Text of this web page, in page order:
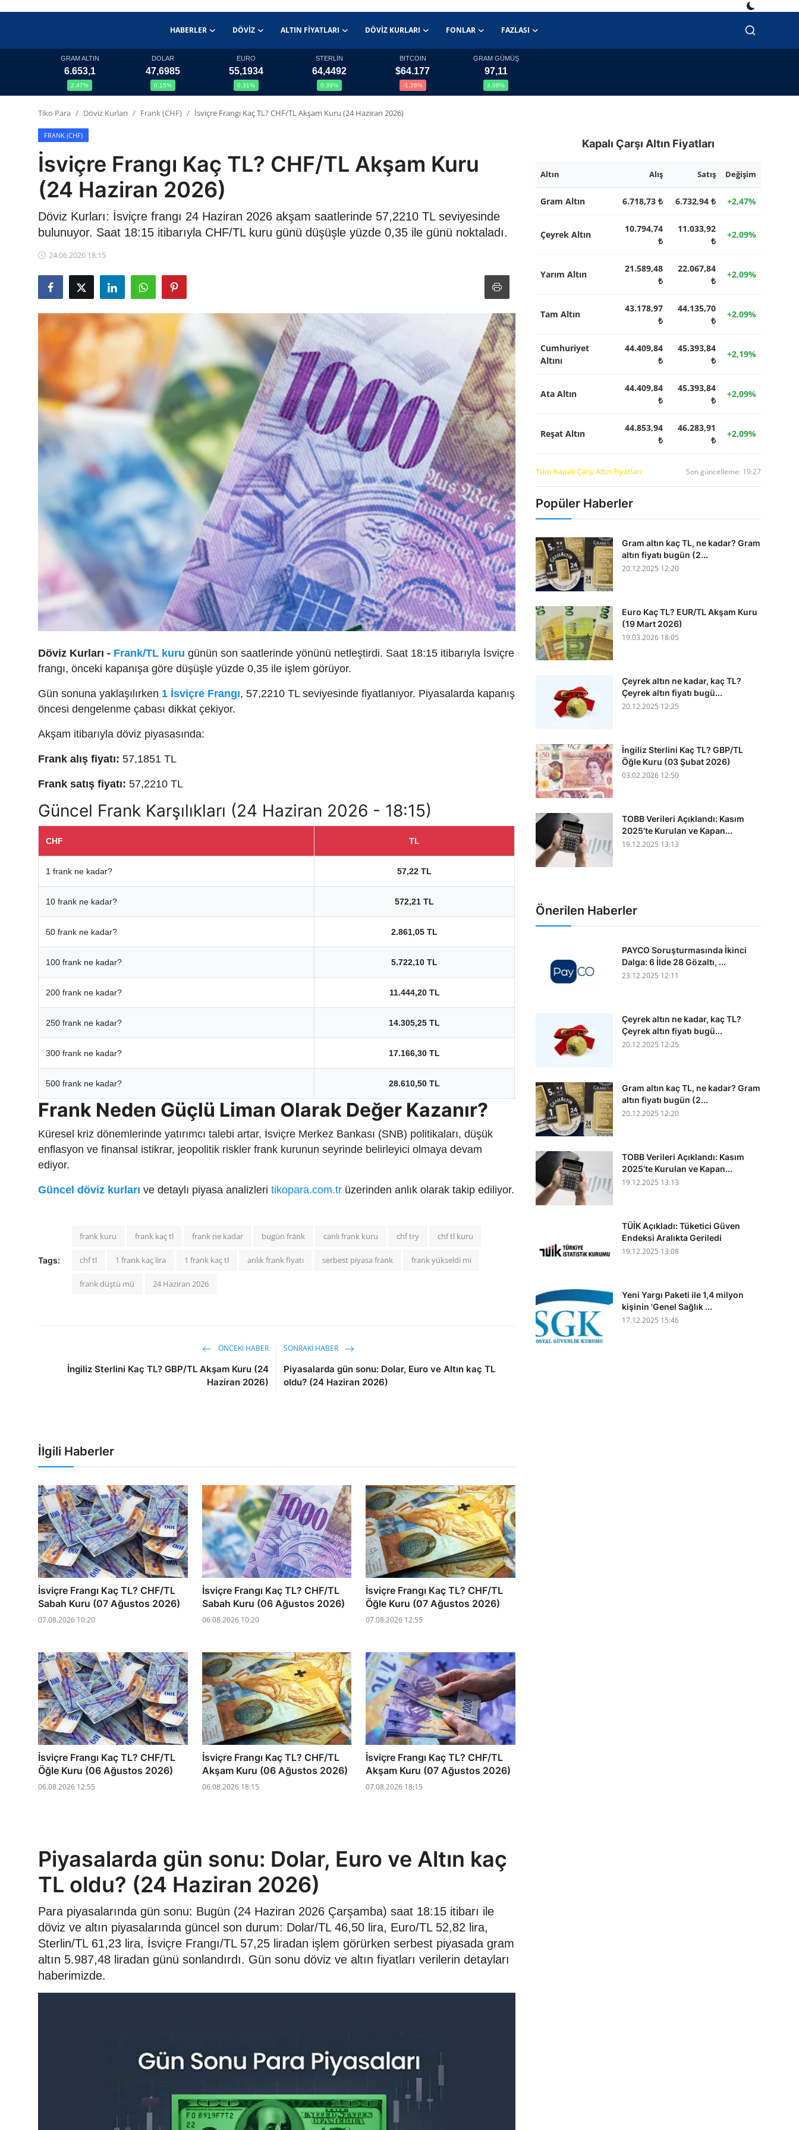
HABERLER DÖVIZ ALTIN FIYATLARI DÖVIZ KURLARI FONLAR FAZLASI
Altın Fiyatları
Döviz Kurları
Kripto Paralar
Çeviriciler
TCMB Kurları
GRAM ALTIN
6.653,1
2,47%
DOLAR
47,6985
0,15%
EURO
55,1934
0,31%
STERLİN
64,4492
0,39%
BITCOIN
$64.177
-1,26%
GRAM GÜMÜŞ
97,11
3,08%
Tiko Para Döviz Kurları Frank (CHF) İsviçre Frangı Kaç TL? CHF/TL Akşam Kuru (24 Haziran 2026)
FRANK (CHF)
İsviçre Frangı Kaç TL? CHF/TL Akşam Kuru
(24 Haziran 2026)
Döviz Kurları: İsviçre frangı 24 Haziran 2026 akşam saatlerinde 57,2210 TL seviyesinde
bulunuyor. Saat 18:15 itibarıyla CHF/TL kuru günü düşüşle yüzde 0,35 ile günü noktaladı.
24.06.2026 18:15
Döviz Kurları - Frank/TL kuru günün son saatlerinde yönünü netleştirdi. Saat 18:15 itibarıyla İsviçre
frangı, önceki kapanışa göre düşüşle yüzde 0,35 ile işlem görüyor.
Gün sonuna yaklaşılırken 1 İsviçre Frangı, 57,2210 TL seviyesinde fiyatlanıyor. Piyasalarda kapanış
öncesi dengelenme çabası dikkat çekiyor.
Akşam itibarıyla döviz piyasasında:
Frank alış fiyatı: 57,1851 TL
Frank satış fiyatı: 57,2210 TL
Güncel Frank Karşılıkları (24 Haziran 2026 - 18:15)
CHF TL
1 frank ne kadar? 57,22 TL
10 frank ne kadar? 572,21 TL
50 frank ne kadar? 2.861,05 TL
100 frank ne kadar? 5.722,10 TL
200 frank ne kadar? 11.444,20 TL
250 frank ne kadar? 14.305,25 TL
300 frank ne kadar? 17.166,30 TL
500 frank ne kadar? 28.610,50 TL
Frank Neden Güçlü Liman Olarak Değer Kazanır?
Küresel kriz dönemlerinde yatırımcı talebi artar, İsviçre Merkez Bankası (SNB) politikaları, düşük
enflasyon ve finansal istikrar, jeopolitik riskler frank kurunun seyrinde belirleyici olmaya devam
ediyor.
Güncel döviz kurları ve detaylı piyasa analizleri tikopara.com.tr üzerinden anlık olarak takip ediliyor.
Tags:
frank kuru frank kaç tl frank ne kadar bugün frank canlı frank kuru chf try chf tl kuru
chf tl 1 frank kaç lira 1 frank kaç tl anlık frank fiyatı serbest piyasa frank frank yükseldi mi
frank düştü mü 24 Haziran 2026
ÖNCEKI HABER
İngiliz Sterlini Kaç TL? GBP/TL Akşam Kuru (24
Haziran 2026)
SONRAKI HABER
Piyasalarda gün sonu: Dolar, Euro ve Altın kaç TL
oldu? (24 Haziran 2026)
İlgili Haberler
İsviçre Frangı Kaç TL? CHF/TL
Sabah Kuru (07 Ağustos 2026)
07.08.2026 10:20
İsviçre Frangı Kaç TL? CHF/TL
Sabah Kuru (06 Ağustos 2026)
06.08.2026 10:20
İsviçre Frangı Kaç TL? CHF/TL
Öğle Kuru (07 Ağustos 2026)
07.08.2026 12:55
İsviçre Frangı Kaç TL? CHF/TL
Öğle Kuru (06 Ağustos 2026)
06.08.2026 12:55
İsviçre Frangı Kaç TL? CHF/TL
Akşam Kuru (06 Ağustos 2026)
06.08.2026 18:15
İsviçre Frangı Kaç TL? CHF/TL
Akşam Kuru (07 Ağustos 2026)
07.08.2026 18:15
Piyasalarda gün sonu: Dolar, Euro ve Altın kaç
TL oldu? (24 Haziran 2026)
Para piyasalarında gün sonu: Bugün (24 Haziran 2026 Çarşamba) saat 18:15 itibarı ile
döviz ve altın piyasalarında güncel son durum: Dolar/TL 46,50 lira, Euro/TL 52,82 lira,
Sterlin/TL 61,23 lira, İsviçre Frangı/TL 57,25 liradan işlem görürken serbest piyasada gram
altın 5.987,48 liradan günü sonlandırdı. Gün sonu döviz ve altın fiyatları verilerin detayları
haberimizde.
Kapalı Çarşı Altın Fiyatları
Altın Alış Satış Değişim
Gram Altın 6.718,73 ₺ 6.732,94 ₺ +2,47%
Çeyrek Altın
10.794,74
₺
11.033,92
₺
+2,09%
Yarım Altın
21.589,48
₺
22.067,84
₺
+2,09%
Tam Altın
43.178,97
₺
44.135,70
₺
+2,09%
Cumhuriyet
Altını
44.409,84
₺
45.393,84
₺
+2,19%
Ata Altın
44.409,84
₺
45.393,84
₺
+2,09%
Reşat Altın
44.853,94
₺
46.283,91
₺
+2,09%
Tüm Kapalı Çarşı Altın Fiyatları Son güncelleme: 19:27
Popüler Haberler
Gram altın kaç TL, ne kadar? Gram
altın fiyatı bugün (2...
20.12.2025 12:20
Euro Kaç TL? EUR/TL Akşam Kuru
(19 Mart 2026)
19.03.2026 18:05
Çeyrek altın ne kadar, kaç TL?
Çeyrek altın fiyatı bugü...
20.12.2025 12:25
İngiliz Sterlini Kaç TL? GBP/TL
Öğle Kuru (03 Şubat 2026)
03.02.2026 12:50
TOBB Verileri Açıklandı: Kasım
2025’te Kurulan ve Kapan...
19.12.2025 13:13
Önerilen Haberler
PAYCO Soruşturmasında İkinci
Dalga: 6 İlde 28 Gözaltı, ...
23.12.2025 12:11
Çeyrek altın ne kadar, kaç TL?
Çeyrek altın fiyatı bugü...
20.12.2025 12:25
Gram altın kaç TL, ne kadar? Gram
altın fiyatı bugün (2...
20.12.2025 12:20
TOBB Verileri Açıklandı: Kasım
2025’te Kurulan ve Kapan...
19.12.2025 13:13
TÜİK Açıkladı: Tüketici Güven
Endeksi Aralıkta Geriledi
19.12.2025 13:08
Yeni Yargı Paketi ile 1,4 milyon
kişinin 'Genel Sağlık ...
17.12.2025 15:46